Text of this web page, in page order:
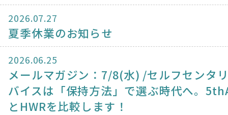
2026.07.27
夏季休業のお知らせ
2026.06.25
メールマガジン：7/8(水) /セルフセンタ
バイスは「保持方法」で選ぶ時代へ。
とHWRを比較します！